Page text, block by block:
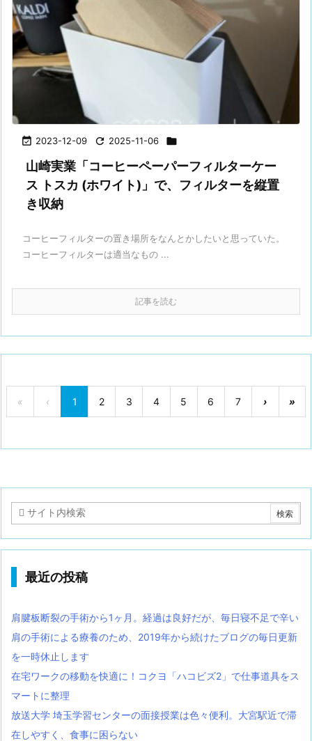
 2023-12-09  2025-11-06 
山崎実業「コーヒーペーパーフィルターケー
ス トスカ (ホワイト)」で、フィルターを縦置
き収納
コーヒーフィルターの置き場所をなんとかしたいと思っていた。
コーヒーフィルターは適当なもの ...
記事を読む
« ‹ 1 2 3 4 5 6 7 › »
最近の投稿
肩腱板断裂の手術から1ヶ月。経過は良好だが、毎日寝不足で辛い
肩の手術による療養のため、2019年から続けたブログの毎日更新
を一時休止します
在宅ワークの移動を快適に！コクヨ「ハコビズ2」で仕事道具をス
マートに整理
放送大学 埼玉学習センターの面接授業は色々便利。大宮駅近で滞
在しやすく、食事に困らない